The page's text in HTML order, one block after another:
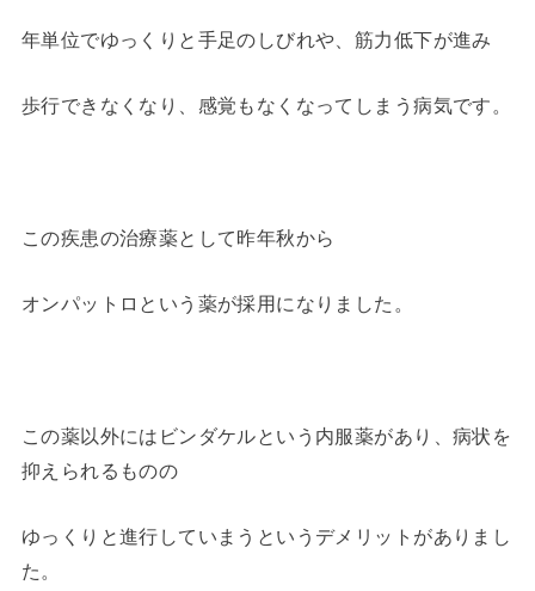
年単位でゆっくりと手足のしびれや、筋力低下が進み
歩行できなくなり、感覚もなくなってしまう病気です。
この疾患の治療薬として昨年秋から
オンパットロという薬が採用になりました。
この薬以外にはビンダケルという内服薬があり、病状を
抑えられるものの
ゆっくりと進行していまうというデメリットがありまし
た。